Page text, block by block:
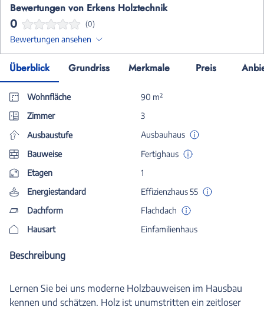
Bewertungen von Erkens Holztechnik
0 (0)
Bewertungen ansehen
Überblick Grundriss Merkmale Preis
Wohnfläche
90 m²
Zimmer
3
Ausbaustufe
Ausbauhaus
Bauweise
Fertighaus
Etagen
1
Energiestandard
Effizienzhaus 55
Dachform
Flachdach
Hausart
Einfamilienhaus
Beschreibung
Lernen Sie bei uns moderne Holzbauweisen im Hausbau
kennen und schätzen. Holz ist unumstritten ein zeitloser